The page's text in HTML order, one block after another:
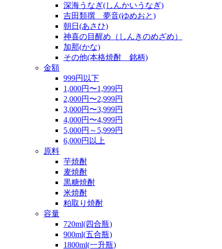
深海うなぎ(しんかいうなぎ)
吉田類撰 夢音(ゆめおと)
朝日(あさひ)
神喜の目醒め（しんきのめざめ）
加那(かな)
その他(本格焼酎 銘柄)
金額
999円以下
1,000円〜1,999円
2,000円〜2,999円
3,000円〜3,999円
4,000円〜4,999円
5,000円～5,999円
6,000円以上
原料
芋焼酎
麦焼酎
黒糖焼酎
米焼酎
粕取り焼酎
容量
720ml(四合瓶)
900ml(五合瓶)
1800ml(一升瓶)